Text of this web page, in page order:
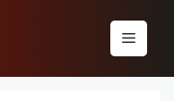
Menu